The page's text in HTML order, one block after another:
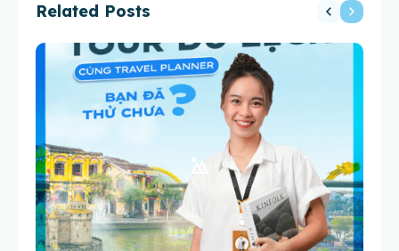
Nang
Related Posts